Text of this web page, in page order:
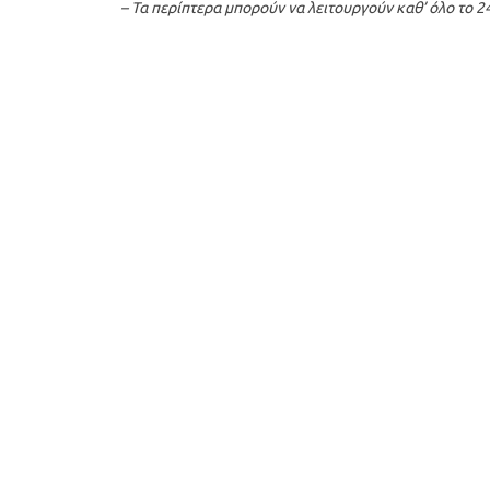
– Τα περίπτερα μπορούν να λειτουργούν καθ’ όλο το